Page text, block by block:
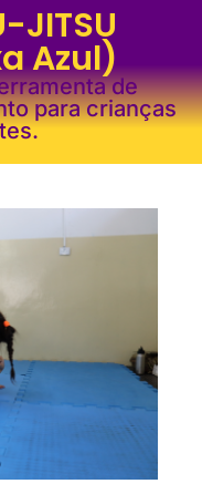
JITSU
Azul)
de
para crianças